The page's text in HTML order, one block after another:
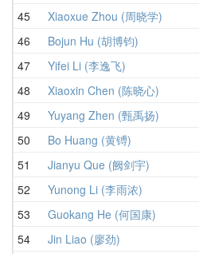
45
Xiaoxue Zhou (周晓学)
46
Bojun Hu (胡博钧)
47
Yifei Li (李逸飞)
48
Xiaoxin Chen (陈晓心)
49
Yuyang Zhen (甄禹扬)
50
Bo Huang (黄镈)
51
Jianyu Que (阙剑宇)
52
Yunong Li (李雨浓)
53
Guokang He (何国康)
54
Jin Liao (廖劲)